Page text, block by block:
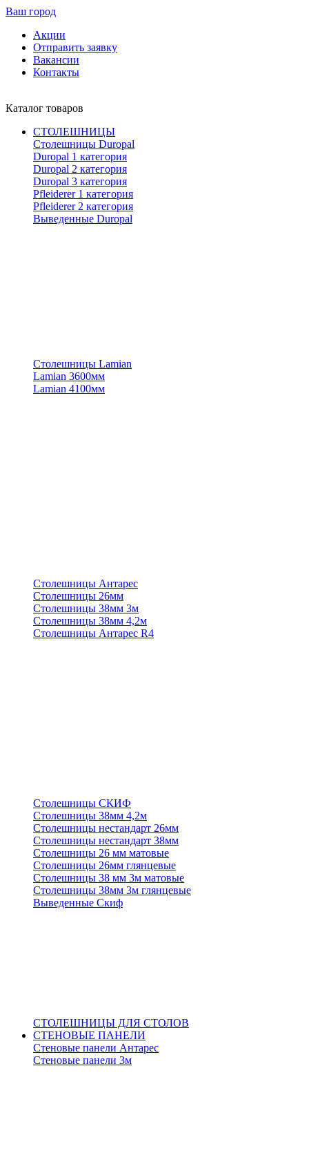
Ваш город
Акции
Отправить заявку
Вакансии
Контакты
Каталог товаров
СТОЛЕШНИЦЫ
Столешницы Duropal
Duropal 1 категория
Duropal 2 категория
Duropal 3 категория
Pfleiderer 1 категория
Pfleiderer 2 категория
Выведенные Duropal
Столешницы Lamian
Lamian 3600мм
Lamian 4100мм
Столешницы Антарес
Столешницы 26мм
Столешницы 38мм 3м
Столешницы 38мм 4,2м
Столешницы Антарес R4
Столешницы СКИФ
Столешницы 38мм 4,2м
Столешницы нестандарт 26мм
Столешницы нестандарт 38мм
Столешницы 26 мм матовые
Столешницы 26мм глянцевые
Столешницы 38 мм 3м матовые
Столешницы 38мм 3м глянцевые
Выведенные Скиф
СТОЛЕШНИЦЫ ДЛЯ СТОЛОВ
СТЕНОВЫЕ ПАНЕЛИ
Стеновые панели Антарес
Стеновые панели 3м